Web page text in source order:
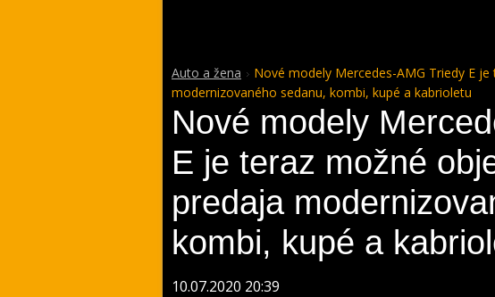
Auto a žena
Nové modely Mercedes-AMG Triedy E
modernizovaného sedanu, kombi, kupé a kabrioletu
Nové modely
E je teraz možné
predaja
kombi, kupé a
10.07.2020 20:39